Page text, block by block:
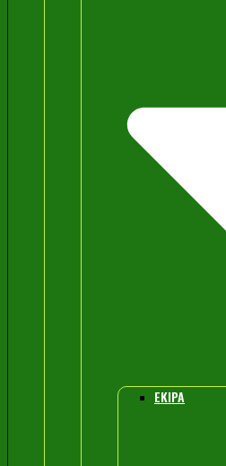
EKIPA